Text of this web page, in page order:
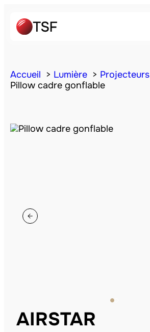
Accueil Lumière Projecteurs
Pillow cadre gonflable
AIRSTAR